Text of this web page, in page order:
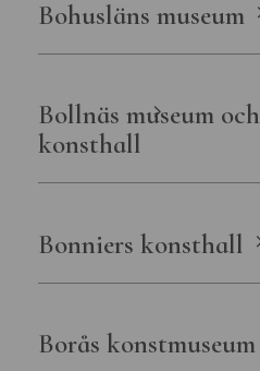
Bohusläns museum
Bollnäs museum och
konsthall
Bonniers konsthall
Borås konstmuseum